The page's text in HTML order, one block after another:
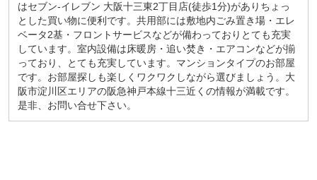
はセブン-イレブン 大阪十三東2丁目店(徒歩1分)がありちょっ
とした買い物に便利です。共用部には敷地内ごみ置き場・エレ
ベータ2基・フロントサービスなどが備わっておりとても充実
しています。室内設備は床暖房・追い焚き・エアコンなどが揃
っており、とても充実しています。マンションタイプのお部屋
です。お部屋探しも楽しくワクワクしながら選びましょう。大
阪市淀川区エリアの阪急神戸本線十三近くの情報が満載です。
是非、お問い合せ下さい。